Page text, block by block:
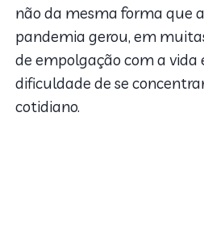
não da mesma forma que
pandemia gerou, em
de empolgação com a
dificuldade de se
cotidiano.